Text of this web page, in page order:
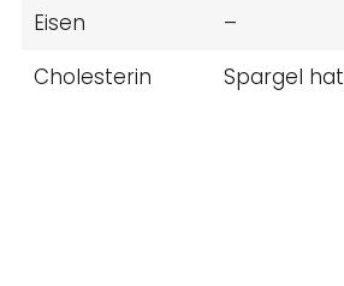
Eisen
–
Cholesterin
Spargel hat